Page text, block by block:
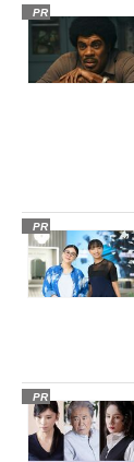
PR
PR
PR